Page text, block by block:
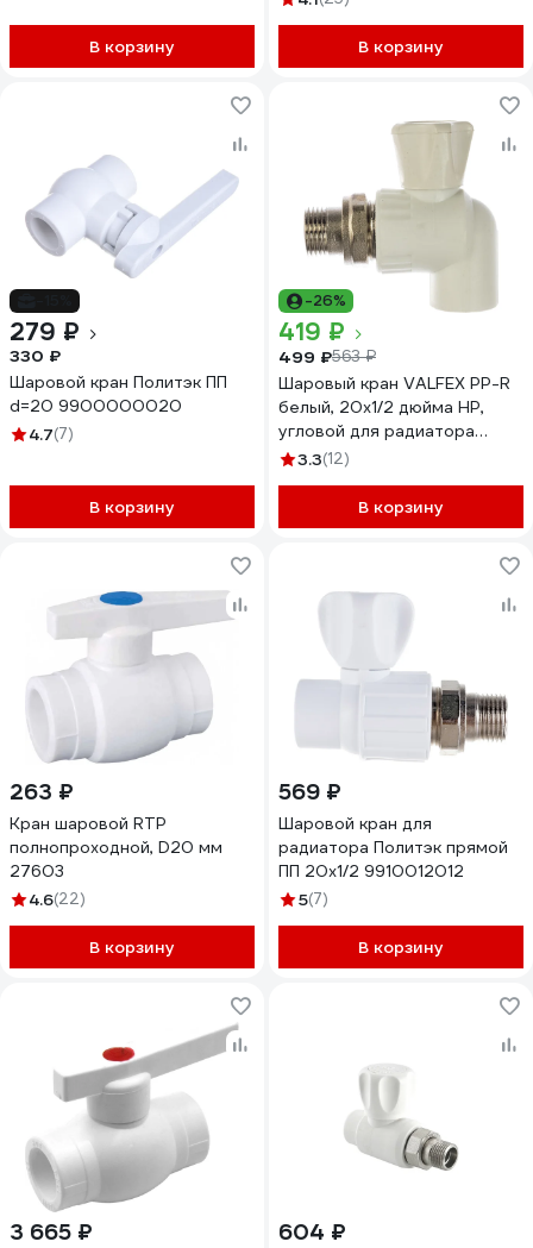
В корзину В корзину
279 ₽
330 ₽
Шаровой кран Политэк ПП
d=20 9900000020
4.7(7)
В корзину
-26%
419 ₽
499 ₽563 ₽
Шаровый кран VALFEX PP-R
белый, 20х1/2 дюйма НР,
угловой для радиатора
10148020 007-7677
3.3(12)
В корзину
263 ₽
Кран шаровой RTP
полнопроходной, D20 мм
27603
4.6(22)
В корзину
569 ₽
Шаровой кран для
радиатора Политэк прямой
ПП 20х1/2 9910012012
5(7)
В корзину
3 665 ₽ 604 ₽